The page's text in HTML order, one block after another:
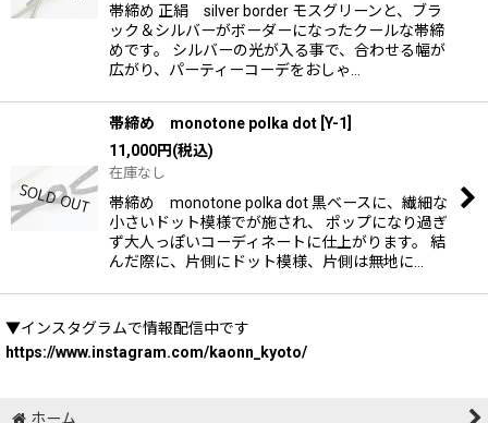
帯締め 正絹 silver border モスグリーンと、ブラ
ック＆シルバーがボーダーになったクールな帯締
めです。 シルバーの光が入る事で、合わせる幅が
広がり、パーティーコーデをおしゃ…
帯締め monotone polka dot Y-1
11,000円(税込)
在庫なし
帯締め monotone polka dot 黒ベースに、繊細な
小さいドット模様でが施され、 ポップになり過ぎ
ず大人っぽいコーディネートに仕上がります。 結
んだ際に、片側にドット模様、片側は無地に…
▼インスタグラムで情報配信中です
https://www.instagram.com/kaonn_kyoto/
ホーム